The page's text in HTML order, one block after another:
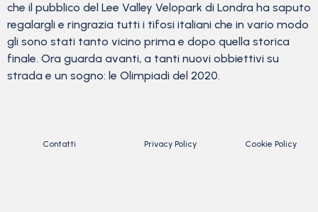
che il pubblico del Lee Valley Velopark di Londra ha saputo
regalargli e ringrazia tutti i tifosi italiani che in vario modo
gli sono stati tanto vicino prima e dopo quella storica
finale. Ora guarda avanti, a tanti nuovi obbiettivi su
strada e un sogno: le Olimpiadi del 2020.
Contatti Privacy Policy Cookie Policy